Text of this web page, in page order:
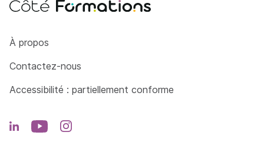
Côté Formations
À propos
Contactez-nous
Accessibilité : partiellement conforme